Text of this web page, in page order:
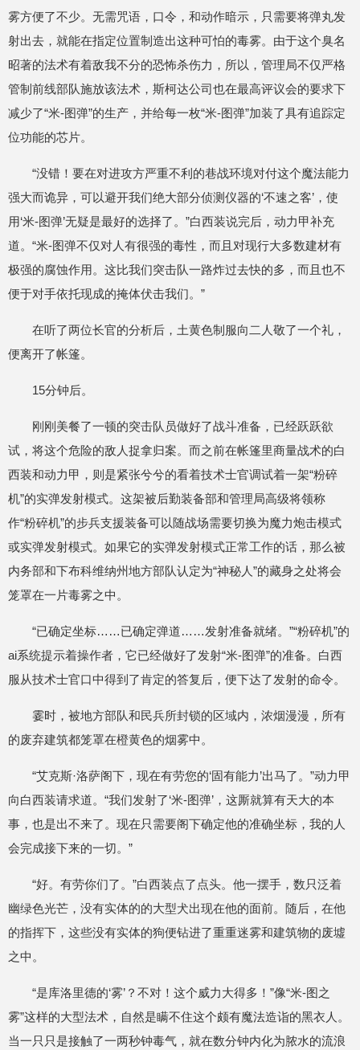
雾方便了不少。无需咒语，口令，和动作暗示，只需要将弹丸发
射出去，就能在指定位置制造出这种可怕的毒雾。由于这个臭名
昭著的法术有着敌我不分的恐怖杀伤力，所以，管理局不仅严格
管制前线部队施放该法术，斯柯达公司也在最高评议会的要求下
减少了“米-图弹”的生产，并给每一枚“米-图弹”加装了具有追踪定
位功能的芯片。
“没错！要在对进攻方严重不利的巷战环境对付这个魔法能力
强大而诡异，可以避开我们绝大部分侦测仪器的‘不速之客’，使
用‘米-图弹’无疑是最好的选择了。”白西装说完后，动力甲补充
道。“米-图弹不仅对人有很强的毒性，而且对现行大多数建材有
极强的腐蚀作用。这比我们突击队一路炸过去快的多，而且也不
便于对手依托现成的掩体伏击我们。”
在听了两位长官的分析后，土黄色制服向二人敬了一个礼，
便离开了帐篷。
15分钟后。
刚刚美餐了一顿的突击队员做好了战斗准备，已经跃跃欲
试，将这个危险的敌人捉拿归案。而之前在帐篷里商量战术的白
西装和动力甲，则是紧张兮兮的看着技术士官调试着一架“粉碎
机”的实弹发射模式。这架被后勤装备部和管理局高级将领称
作“粉碎机”的步兵支援装备可以随战场需要切换为魔力炮击模式
或实弹发射模式。如果它的实弹发射模式正常工作的话，那么被
内务部和下布科维纳州地方部队认定为“神秘人”的藏身之处将会
笼罩在一片毒雾之中。
“已确定坐标……已确定弹道……发射准备就绪。”“粉碎机”的
ai系统提示着操作者，它已经做好了发射“米-图弹”的准备。白西
服从技术士官口中得到了肯定的答复后，便下达了发射的命令。
霎时，被地方部队和民兵所封锁的区域内，浓烟漫漫，所有
的废弃建筑都笼罩在橙黄色的烟雾中。
“艾克斯·洛萨阁下，现在有劳您的‘固有能力’出马了。”动力甲
向白西装请求道。“我们发射了‘米-图弹’，这厮就算有天大的本
事，也是出不来了。现在只需要阁下确定他的准确坐标，我的人
会完成接下来的一切。”
“好。有劳你们了。”白西装点了点头。他一摆手，数只泛着
幽绿色光芒，没有实体的的大型犬出现在他的面前。随后，在他
的指挥下，这些没有实体的狗便钻进了重重迷雾和建筑物的废墟
之中。
“是库洛里德的‘雾’？不对！这个威力大得多！”像“米-图之
雾”这样的大型法术，自然是瞒不住这个颇有魔法造诣的黑衣人。
当一只只是接触了一两秒钟毒气，就在数分钟内化为脓水的流浪